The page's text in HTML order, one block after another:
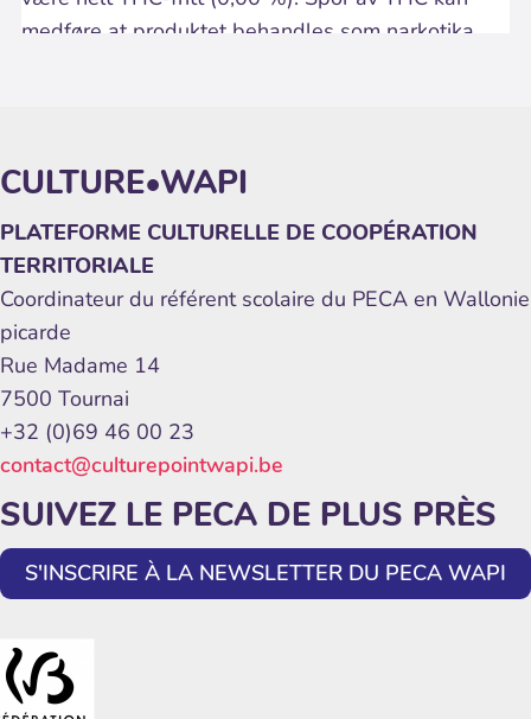
CULTURE•WAPI
PLATEFORME CULTURELLE DE COOPÉRATION
TERRITORIALE
Coordinateur du référent scolaire du PECA en Wallonie
picarde
Rue Madame 14
7500 Tournai
+32 (0)69 46 00 23
contact@culturepointwapi.be
SUIVEZ LE PECA DE PLUS PRÈS
S'INSCRIRE À LA NEWSLETTER DU PECA WAPI